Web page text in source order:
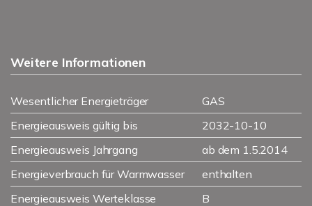
Weitere Informationen
Wesentlicher Energieträger
GAS
Energieausweis gültig bis
2032-10-10
Energieausweis Jahrgang
ab dem 1.5.2014
Energieverbrauch für Warmwasser
enthalten
Energieausweis Werteklasse
B